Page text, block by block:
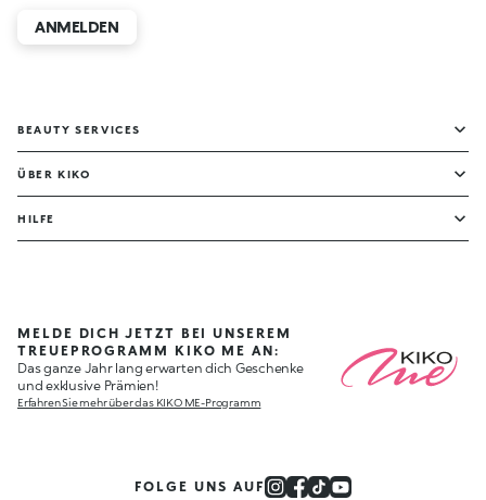
ANMELDEN
BEAUTY SERVICES
ÜBER KIKO
HILFE
MELDE DICH JETZT BEI UNSEREM
TREUEPROGRAMM KIKO ME AN:
Das ganze Jahr lang erwarten dich Geschenke
und exklusive Prämien!
Erfahren Sie mehr über das KIKO ME-Programm
FOLGE UNS AUF